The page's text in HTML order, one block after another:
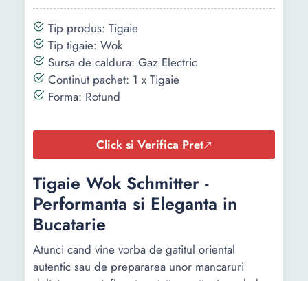
Tip produs: Tigaie
Tip tigaie: Wok
Sursa de caldura: Gaz Electric
Continut pachet: 1 x Tigaie
Forma: Rotund
Click si Verifica Pret
Tigaie Wok Schmitter -
Performanta si Eleganta in
Bucatarie
Atunci cand vine vorba de gatitul oriental
autentic sau de prepararea unor mancaruri